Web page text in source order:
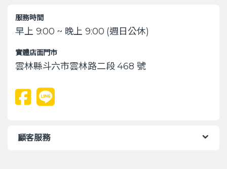
服務時間
早上 9:00 ~ 晚上 9:00 (週日公休)
實體店面門市
雲林縣斗六市雲林路二段 468 號
顧客服務